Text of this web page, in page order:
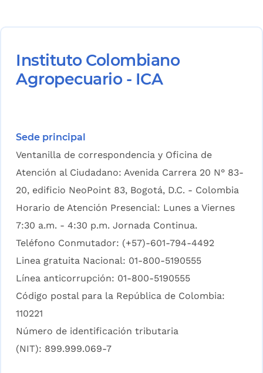
Instituto Colombiano
Agropecuario - ICA
Sede principal
Ventanilla de correspondencia y Oficina de
Atención al Ciudadano: Avenida Carrera 20 N° 83-
20, edificio NeoPoint 83, Bogotá, D.C. - Colombia
Horario de Atención Presencial: Lunes a Viernes
7:30 a.m. - 4:30 p.m. Jornada Continua.
Teléfono Conmutador: (+57)-601-794-4492
Linea gratuita Nacional: 01-800-5190555
Línea anticorrupción: 01-800-5190555
Código postal para la República de Colombia:
110221
Número de identificación tributaria
(NIT): 899.999.069-7